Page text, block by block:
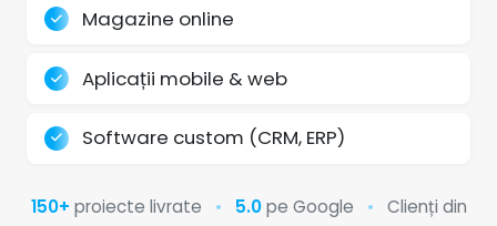
Magazine online
Aplicații mobile & web
Software custom (CRM, ERP)
150+ proiecte livrate • 5.0pe Google •
Clienți din